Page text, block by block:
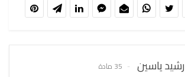
رشيد ياسين 35 مادة